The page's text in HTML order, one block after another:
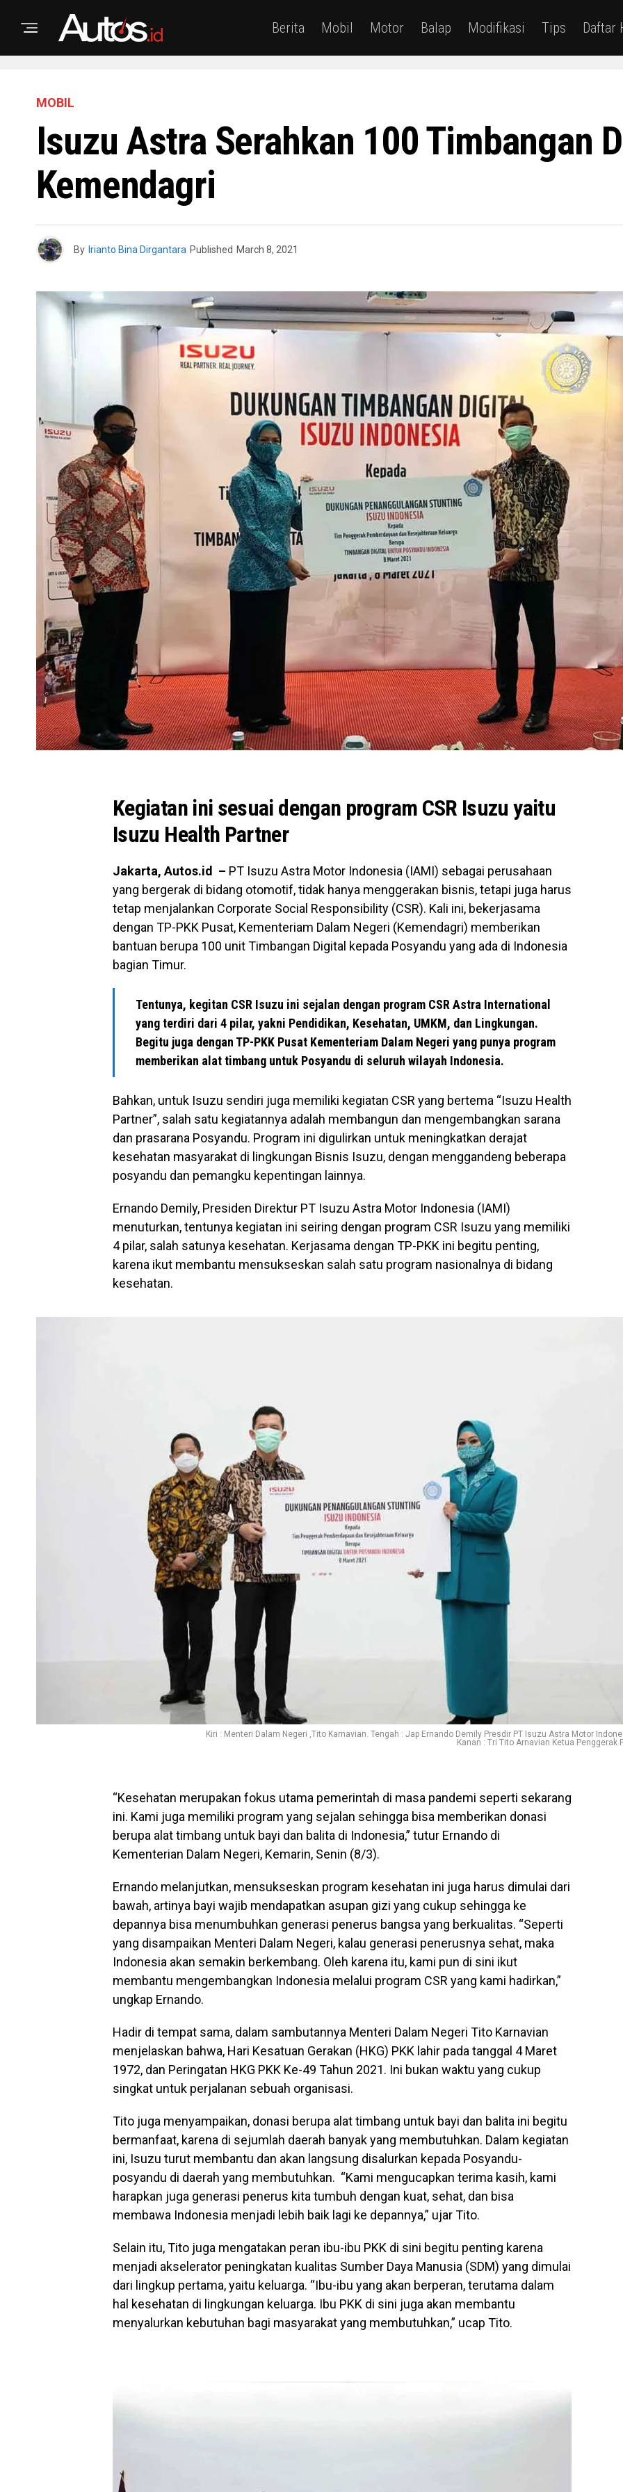
Berita Mobil Motor Balap Modifikasi Tips Daftar
MOBIL
Isuzu Astra Serahkan 100 Timbangan
Kemendagri
By Irianto Bina Dirgantara Published March 8, 2021
Kegiatan ini sesuai dengan program CSR Isuzu yaitu
Isuzu Health Partner
Jakarta, Autos.id – PT Isuzu Astra Motor Indonesia (IAMI) sebagai perusahaan
yang bergerak di bidang otomotif, tidak hanya menggerakan bisnis, tetapi juga harus
tetap menjalankan Corporate Social Responsibility (CSR). Kali ini, bekerjasama
dengan TP-PKK Pusat, Kementeriam Dalam Negeri (Kemendagri) memberikan
bantuan berupa 100 unit Timbangan Digital kepada Posyandu yang ada di Indonesia
bagian Timur.
Tentunya, kegitan CSR Isuzu ini sejalan dengan program CSR Astra International
yang terdiri dari 4 pilar, yakni Pendidikan, Kesehatan, UMKM, dan Lingkungan.
Begitu juga dengan TP-PKK Pusat Kementeriam Dalam Negeri yang punya program
memberikan alat timbang untuk Posyandu di seluruh wilayah Indonesia.
Bahkan, untuk Isuzu sendiri juga memiliki kegiatan CSR yang bertema “Isuzu Health
Partner”, salah satu kegiatannya adalah membangun dan mengembangkan sarana
dan prasarana Posyandu. Program ini digulirkan untuk meningkatkan derajat
kesehatan masyarakat di lingkungan Bisnis Isuzu, dengan menggandeng beberapa
posyandu dan pemangku kepentingan lainnya.
Ernando Demily, Presiden Direktur PT Isuzu Astra Motor Indonesia (IAMI)
menuturkan, tentunya kegiatan ini seiring dengan program CSR Isuzu yang memiliki
4 pilar, salah satunya kesehatan. Kerjasama dengan TP-PKK ini begitu penting,
karena ikut membantu mensukseskan salah satu program nasionalnya di bidang
kesehatan.
Kiri : Menteri Dalam Negeri ,Tito Karnavian. Tengah : Jap Ernando Demily Presdir PT Isuzu Astra Motor
Kanan : Tri Tito Arnavian Ketua Penggerak
“Kesehatan merupakan fokus utama pemerintah di masa pandemi seperti sekarang
ini. Kami juga memiliki program yang sejalan sehingga bisa memberikan donasi
berupa alat timbang untuk bayi dan balita di Indonesia,” tutur Ernando di
Kementerian Dalam Negeri, Kemarin, Senin (8/3).
Ernando melanjutkan, mensukseskan program kesehatan ini juga harus dimulai dari
bawah, artinya bayi wajib mendapatkan asupan gizi yang cukup sehingga ke
depannya bisa menumbuhkan generasi penerus bangsa yang berkualitas. “Seperti
yang disampaikan Menteri Dalam Negeri, kalau generasi penerusnya sehat, maka
Indonesia akan semakin berkembang. Oleh karena itu, kami pun di sini ikut
membantu mengembangkan Indonesia melalui program CSR yang kami hadirkan,”
ungkap Ernando.
Hadir di tempat sama, dalam sambutannya Menteri Dalam Negeri Tito Karnavian
menjelaskan bahwa, Hari Kesatuan Gerakan (HKG) PKK lahir pada tanggal 4 Maret
1972, dan Peringatan HKG PKK Ke-49 Tahun 2021. Ini bukan waktu yang cukup
singkat untuk perjalanan sebuah organisasi.
Tito juga menyampaikan, donasi berupa alat timbang untuk bayi dan balita ini begitu
bermanfaat, karena di sejumlah daerah banyak yang membutuhkan. Dalam kegiatan
ini, Isuzu turut membantu dan akan langsung disalurkan kepada Posyandu-
posyandu di daerah yang membutuhkan. “Kami mengucapkan terima kasih, kami
harapkan juga generasi penerus kita tumbuh dengan kuat, sehat, dan bisa
membawa Indonesia menjadi lebih baik lagi ke depannya,” ujar Tito.
Selain itu, Tito juga mengatakan peran ibu-ibu PKK di sini begitu penting karena
menjadi akselerator peningkatan kualitas Sumber Daya Manusia (SDM) yang dimulai
dari lingkup pertama, yaitu keluarga. “Ibu-ibu yang akan berperan, terutama dalam
hal kesehatan di lingkungan keluarga. Ibu PKK di sini juga akan membantu
menyalurkan kebutuhan bagi masyarakat yang membutuhkan,” ucap Tito.